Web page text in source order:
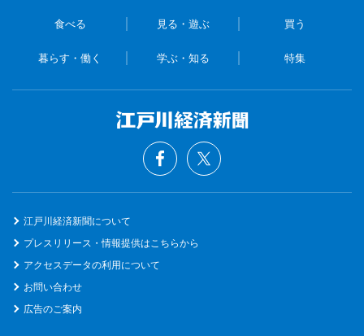
食べる 見る・遊ぶ 買う
暮らす・働く 学ぶ・知る 特集
江戸川経済新聞について
プレスリリース・情報提供はこちらから
アクセスデータの利用について
お問い合わせ
広告のご案内